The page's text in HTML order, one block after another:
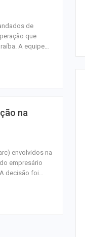
de
que
A equipe…
na
envolvidos na
empresário
decisão foi…